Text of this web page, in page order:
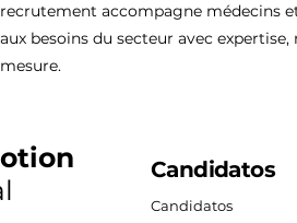
recrutement accompagne médecins
aux besoins du secteur avec
mesure.
Candidatos
Candidatos